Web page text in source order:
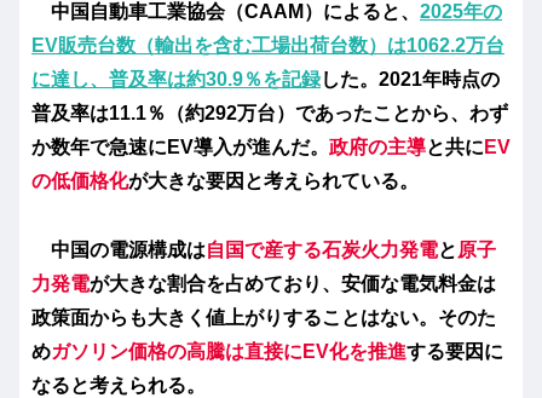
中国自動車工業協会（CAAM）によると、 2025年の
EV販売台数（輸出を含む工場出荷台数）は1062.2万台
に達し、 普及率は約30.9％を記録した。2021年時点の
普及率は11.1％（約292万台）であったことから、わず
か数年で急速にEV導入が進んだ。 政府の主導と共に EV
の低価格化が大きな要因と考えられている。
中国の電源構成は自国で産する石炭火力発電と 原子
力発電が大きな割合を占めており、安価な電気料金は
政策面からも大きく値上がりすることはない。そのた
めガソリン価格の高騰は直接にEV化を推進する要因に
なると考えられる。